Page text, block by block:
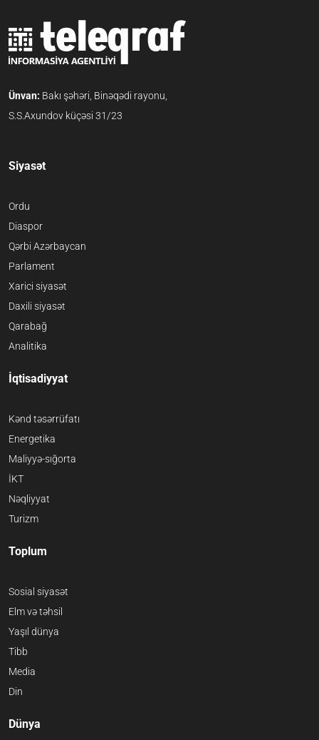
Ünvan: Bakı şəhəri, Binəqədi rayonu,
S.S.Axundov küçəsi 31/23
Siyasət
Ordu
Diaspor
Qərbi Azərbaycan
Parlament
Xarici siyasət
Daxili siyasət
Qarabağ
Analitika
İqtisadiyyat
Kənd təsərrüfatı
Energetika
Maliyyə-sığorta
İKT
Nəqliyyat
Turizm
Toplum
Sosial siyasət
Elm və təhsil
Yaşıl dünya
Tibb
Media
Din
Dünya